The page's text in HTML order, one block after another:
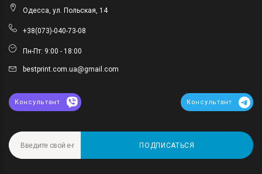
Одесса, ул. Польская, 14
+38(073)-040-73-08
Пн-Пт: 9:00 - 18:00
bestprint.com.ua@gmail.com
Консультант Консультант
ПОДПИСАТЬСЯ